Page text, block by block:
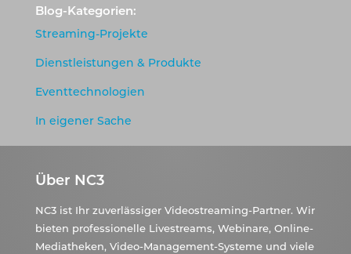
Blog-Kategorien:
Streaming-Projekte
Dienstleistungen & Produkte
Eventtechnologien
In eigener Sache
Über NC3
NC3 ist Ihr zuverlässiger Videostreaming-Partner. Wir
bieten professionelle Livestreams, Webinare, Online-
Mediatheken, Video-Management-Systeme und viele